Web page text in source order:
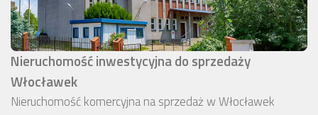
Nieruchomość inwestycyjna do sprzedaży
Włocławek
Nieruchomość komercyjna na sprzedaż w Włocławek